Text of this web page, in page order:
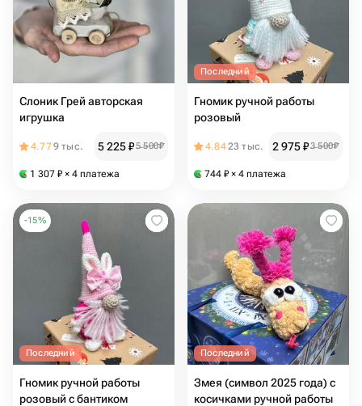
Слоник Грей авторская
игрушка
4.779 тыс. 5 225₽5 500₽
1 307 ₽ × 4 платежа
Последний
Гномик ручной работы
розовый
4.8423 тыс. 2 975₽3 500₽
744 ₽ × 4 платежа
-15%
Последний
Гномик ручной работы
розовый с бантиком
Последний
Змея (символ 2025 года) с
косичками ручной работы